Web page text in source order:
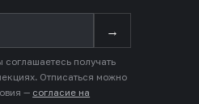
→
получать
Отписаться можно
— согласие на